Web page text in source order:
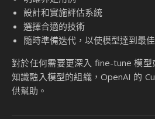
設計和實施評估系統
選擇合適的技術
隨時準備迭代，以使模型達到最
對於任何需要更深入 fine-tune 模型
知識融入模型的組織，OpenAI 的
供幫助。